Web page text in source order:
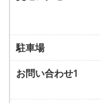
駐車場
お問い合わせ1